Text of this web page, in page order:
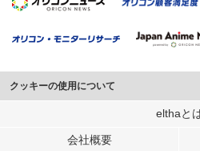
クッキーの使用について
このサイトでは Cookie を使用して、ユー
行っています。
elthaと
会社概要